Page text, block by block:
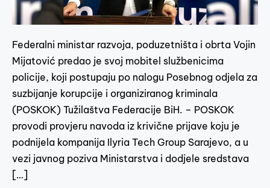
Federalni ministar razvoja, poduzetništa i obrta Vojin
Mijatović predao je svoj mobitel službenicima
policije, koji postupaju po nalogu Posebnog odjela za
suzbijanje korupcije i organiziranog kriminala
(POSKOK) Tužilaštva Federacije BiH. – POSKOK
provodi provjeru navoda iz krivične prijave koju je
podnijela kompanija Ilyria Tech Group Sarajevo, a u
vezi javnog poziva Ministarstva i dodjele sredstava
[…]